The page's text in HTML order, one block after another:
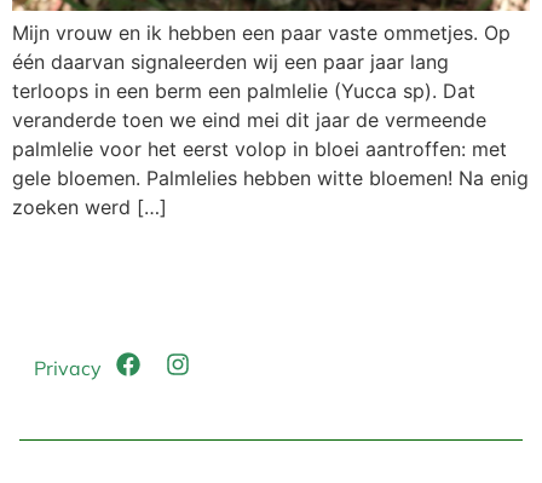
Mijn vrouw en ik hebben een paar vaste ommetjes. Op
één daarvan signaleerden wij een paar jaar lang
terloops in een berm een palmlelie (Yucca sp). Dat
veranderde toen we eind mei dit jaar de vermeende
palmlelie voor het eerst volop in bloei aantroffen: met
gele bloemen. Palmlelies hebben witte bloemen! Na enig
zoeken werd […]
Privacy